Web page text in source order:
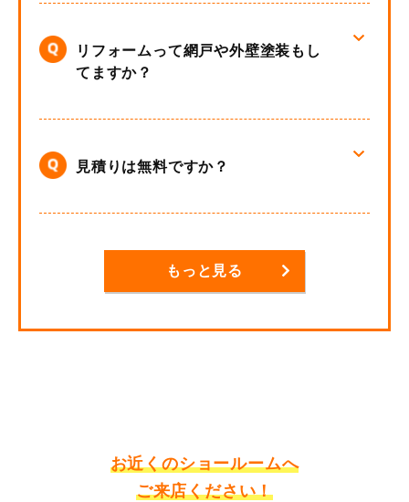
リフォームって網戸や外壁塗装もし
てますか？
見積りは無料ですか？
もっと見る
お近くのショールームへ
ご来店ください！